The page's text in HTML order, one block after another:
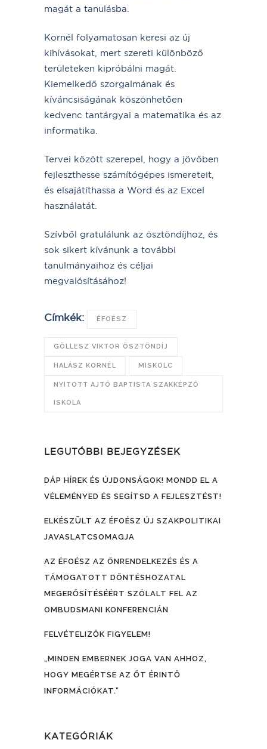
magát a tanulásba.
Kornél folyamatosan keresi az új
kihívásokat, mert szereti különböző
területeken kipróbálni magát.
Kiemelkedő szorgalmának és
kíváncsiságának köszönhetően
kedvenc tantárgyai a matematika és az
informatika.
Tervei között szerepel, hogy a jövőben
fejleszthesse számítógépes ismereteit,
és elsajátíthassa a Word és az Excel
használatát.
Szívből gratulálunk az ösztöndíjhoz, és
sok sikert kívánunk a további
tanulmányaihoz és céljai
megvalósításához!
Címkék: ÉFOÉSZ
GÖLLESZ VIKTOR ÖSZTÖNDÍJ
HALÁSZ KORNÉL MISKOLC
NYITOTT AJTÓ BAPTISTA SZAKKÉPZŐ
ISKOLA
LEGUTÓBBI BEJEGYZÉSEK
DÁP HÍREK ÉS ÚJDONSÁGOK! MONDD EL A
VÉLEMÉNYED ÉS SEGÍTSD A FEJLESZTÉST!
ELKÉSZÜLT AZ ÉFOÉSZ ÚJ SZAKPOLITIKAI
JAVASLATCSOMAGJA
AZ ÉFOÉSZ AZ ÖNRENDELKEZÉS ÉS A
TÁMOGATOTT DÖNTÉSHOZATAL
MEGERŐSÍTÉSÉÉRT SZÓLALT FEL AZ
OMBUDSMANI KONFERENCIÁN
FELVÉTELIZŐK FIGYELEM!
„MINDEN EMBERNEK JOGA VAN AHHOZ,
HOGY MEGÉRTSE AZ ŐT ÉRINTŐ
INFORMÁCIÓKAT.”
KATEGÓRIÁK